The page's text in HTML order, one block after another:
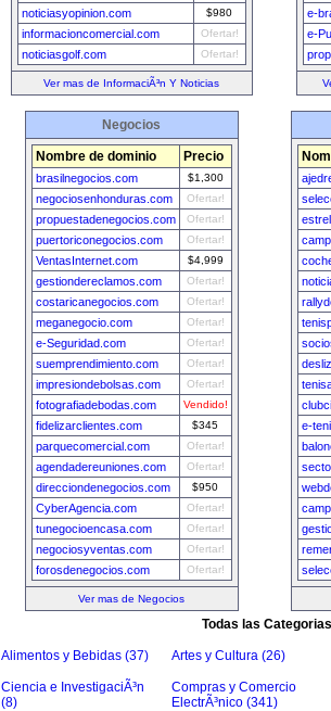
noticiasyopinion.com $980
informacioncomercial.com Ofertar!
noticiasgolf.com Ofertar!
Ver mas de InformaciÃ³n Y Noticias
e-
e-
Negocios
Nombre de dominio Precio
brasilnegocios.com $1,300
negociosenhonduras.com Ofertar!
propuestadenegocios.com Ofertar!
puertoriconegocios.com Ofertar!
VentasInternet.com $4,999
gestiondereclamos.com Ofertar!
costaricanegocios.com Ofertar!
meganegocio.com Ofertar!
e-Seguridad.com Ofertar!
suemprendimiento.com Ofertar!
impresiondebolsas.com Ofertar!
fotografiadebodas.com Vendido!
fidelizarclientes.com $345
parquecomercial.com Ofertar!
agendadereuniones.com Ofertar!
direcciondenegocios.com $950
CyberAgencia.com Ofertar!
tunegocioencasa.com Ofertar!
negociosyventas.com Ofertar!
forosdenegocios.com Ofertar!
Ver mas de Negocios
e-
Todas las Categorias
Alimentos y Bebidas (37) Artes y Cultura (26)
Ciencia e InvestigaciÃ³n
(8)
Compras y Comercio
ElectrÃ³nico (341)